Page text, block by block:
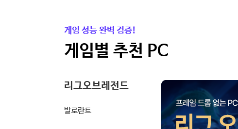
게임 성능 완벽 검증!
게임별 추천 PC
리그오브레전드
발로란트